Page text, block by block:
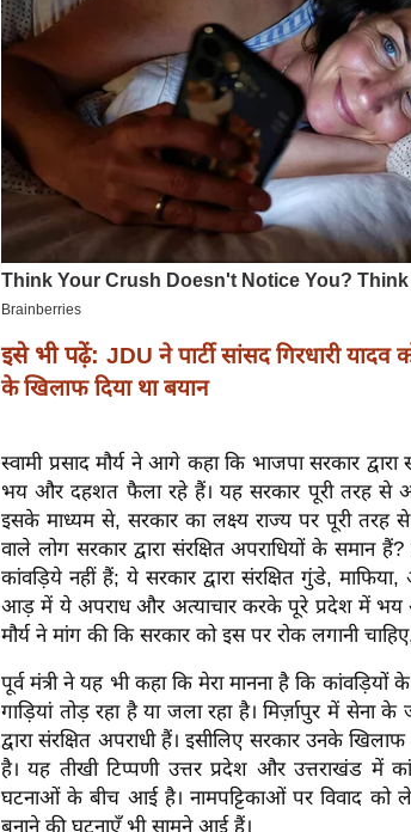
इसे भी पढ़ें: JDU ने पार्टी सांसद गिरधारी
के खिलाफ दिया था बयान
स्वामी प्रसाद मौर्य ने आगे कहा कि भाजपा सरकार
भय और दहशत फैला रहे हैं। यह सरकार पूरी तरह से
इसके माध्यम से, सरकार का लक्ष्य राज्य पर पूरी तरह
वाले लोग सरकार द्वारा संरक्षित अपराधियों के समान
कांवड़िये नहीं हैं; ये सरकार द्वारा संरक्षित गुंडे, माफिया,
आड़ में ये अपराध और अत्याचार करके पूरे प्रदेश में भय
मौर्य ने मांग की कि सरकार को इस पर रोक लगानी
पूर्व मंत्री ने यह भी कहा कि मेरा मानना है कि
गाड़ियां तोड़ रहा है या जला रहा है। मिर्ज़ापुर में सेना
द्वारा संरक्षित अपराधी हैं। इसीलिए सरकार उनके
है। यह तीखी टिप्पणी उत्तर प्रदेश और उत्तराखंड में
घटनाओं के बीच आई है। नामपट्टिकाओं पर विवाद को
बनाने की घटनाएँ भी सामने आई हैं।